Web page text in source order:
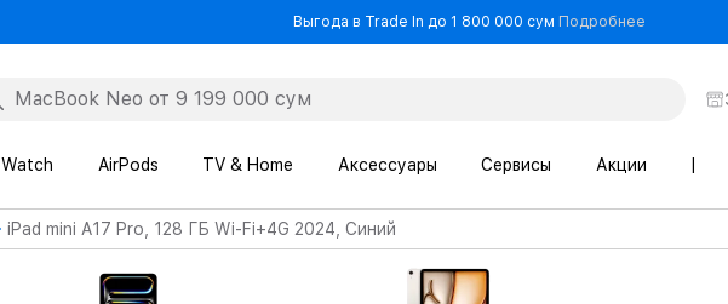
Выгода в Trade In до 1 800 000 сум Подробнее- Выгода в
Watch AirPods TV & Home Аксессуары Сервисы Акции
iPad mini A17 Pro, 128 ГБ Wi-Fi+4G 2024, Синий